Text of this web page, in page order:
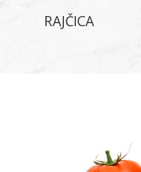
RAJČICA